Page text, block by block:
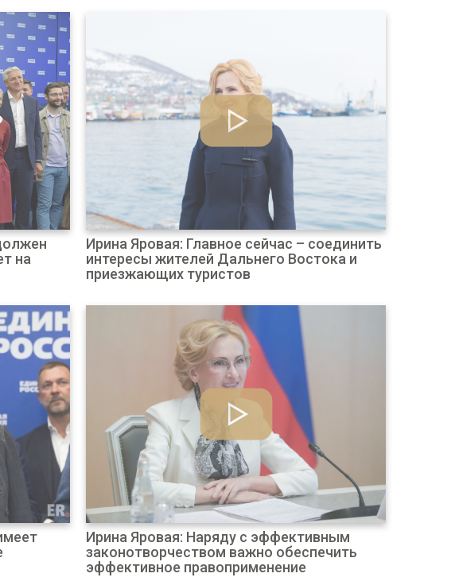
на
Ирина Яровая: Главное сейчас – соединить
интересы жителей Дальнего Востока и
приезжающих туристов
Ирина Яровая: Наряду с эффективным
законотворчеством важно обеспечить
эффективное правоприменение